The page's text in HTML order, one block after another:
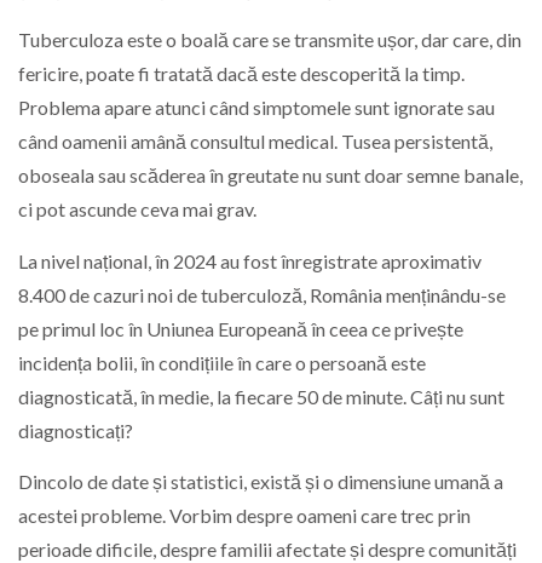
Tuberculoza este o boală care se transmite ușor, dar care, din
fericire, poate fi tratată dacă este descoperită la timp.
Problema apare atunci când simptomele sunt ignorate sau
când oamenii amână consultul medical. Tusea persistentă,
oboseala sau scăderea în greutate nu sunt doar semne banale,
ci pot ascunde ceva mai grav.
La nivel național, în 2024 au fost înregistrate aproximativ
8.400 de cazuri noi de tuberculoză, România menținându-se
pe primul loc în Uniunea Europeană în ceea ce privește
incidența bolii, în condițiile în care o persoană este
diagnosticată, în medie, la fiecare 50 de minute. Câți nu sunt
diagnosticați?
Dincolo de date și statistici, există și o dimensiune umană a
acestei probleme. Vorbim despre oameni care trec prin
perioade dificile, despre familii afectate și despre comunități